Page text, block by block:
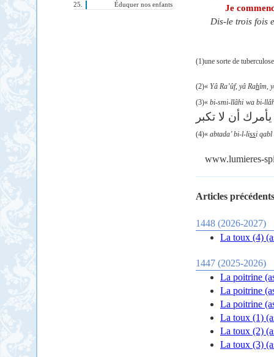
Éduquer nos enfants
Je
Dis-le trois fois
(1)une sorte de
(2)« Yâ Ra’ûf, yâ Rahîm,
(3)«bi-smi-llâhi wa bi-
أن لا تكبر
(4)« abtada’ bi-l-lissi qabl
www.lumieres-
Articles
1448 (2026-2027)
1447 (2025-2026)
La poitrine
La poitrine
La poitrine